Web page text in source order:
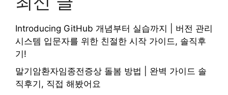
Introducing GitHub 개념부터 실습까지 | 버전 관리
시스템 입문자를 위한 친절한 시작 가이드, 솔직후
기!
말기암환자임종전증상 돌봄 방법 | 완벽 가이드 솔
직후기, 직접 해봤어요